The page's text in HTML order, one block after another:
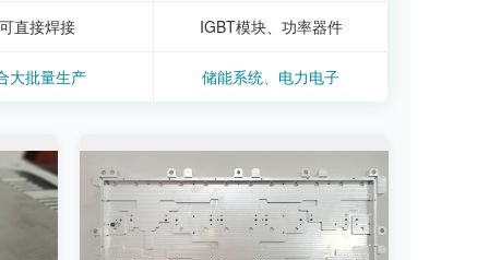
直接焊接 IGBT模块、功率器件
大批量生产 储能系统、电力电子